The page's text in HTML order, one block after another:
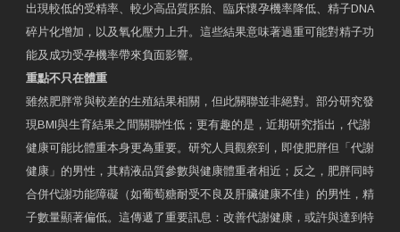
出現較低的受精率、較少高品質胚胎、臨床懷孕機率降低、精子DNA
碎片化增加，以及氧化壓力上升。這些結果意味著過重可能對精子功
能及成功受孕機率帶來負面影響。
重點不只在體重
雖然肥胖常與較差的生殖結果相關，但此關聯並非絕對。部分研究發
現BMI與生育結果之間關聯性低；更有趣的是，近期研究指出，代謝
健康可能比體重本身更為重要。研究人員觀察到，即使肥胖但「代謝
健康」的男性，其精液品質參數與健康體重者相近；反之，肥胖同時
合併代謝功能障礙（如葡萄糖耐受不良及肝臟健康不佳）的男性，精
子數量顯著偏低。這傳遞了重要訊息：改善代謝健康，或許與達到特